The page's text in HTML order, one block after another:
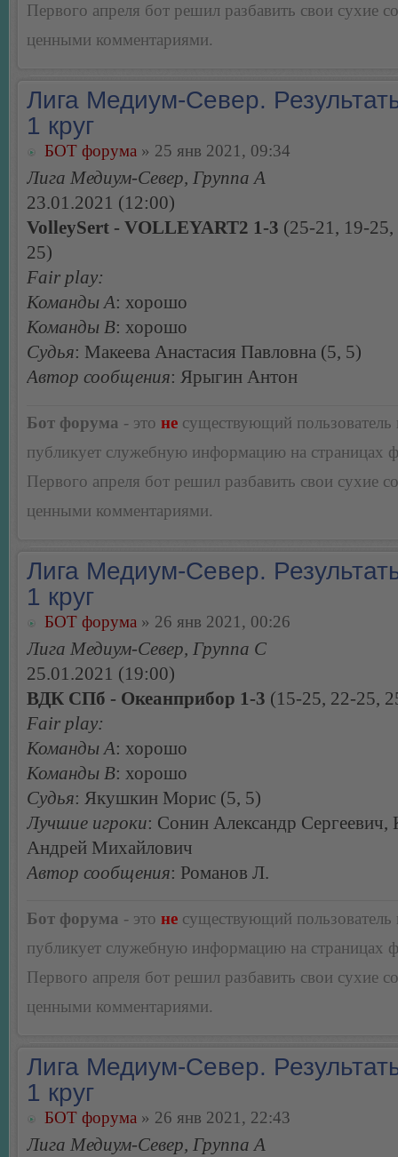
Первого апреля бот решил разбавить свои сухие
ценными комментариями.
Лига Медиум-Север.
1 круг
БОТ форума » 25 янв 2021, 09:34
Лига Медиум-Север, Группа А
23.01.2021 (12:00)
VolleySert - VOLLEYART2 1-3 (25-21, 19-
25)
Fair play:
Команды А: хорошо
Команды В: хорошо
Судья: Макеева Анастасия Павловна (5, 5)
Автор сообщения: Ярыгин Антон
Бот форума - это не существующий пользователь
публикует служебную информацию на страницах
Первого апреля бот решил разбавить свои сухие
ценными комментариями.
Лига Медиум-Север.
1 круг
БОТ форума » 26 янв 2021, 00:26
Лига Медиум-Север, Группа С
25.01.2021 (19:00)
ВДК СПб - Океанприбор 1-3 (15-25, 22-25,
Fair play:
Команды А: хорошо
Команды В: хорошо
Судья: Якушкин Морис (5, 5)
Лучшие игроки: Сонин Александр Сергеевич,
Андрей Михайлович
Автор сообщения: Романов Л.
Бот форума - это не существующий пользователь
публикует служебную информацию на страницах
Первого апреля бот решил разбавить свои сухие
ценными комментариями.
Лига Медиум-Север.
1 круг
БОТ форума » 26 янв 2021, 22:43
Лига Медиум-Север, Группа А